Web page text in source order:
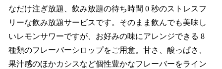
なだけ注ぎ放題、飲み放題の待ち時間 0 秒のストレスフ
リーな飲み放題サービスです。そのまま飲んでも美味し
いレモンサワーですが、お好みの味にアレンジできる 8
種類のフレーバーシロップをご用意。甘さ、酸っぱさ、
果汁感のほかカシスなど個性豊かなフレーバーをライン